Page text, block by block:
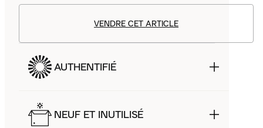
VENDRE CET ARTICLE
AUTHENTIFIÉ
NEUF ET INUTILISÉ